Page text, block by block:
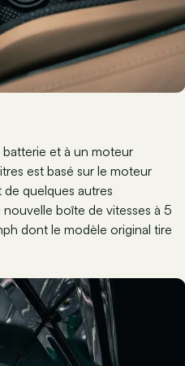
et à un moteur
est basé sur le moteur
quelques autres
boîte de vitesses à 5
dont le modèle original tire